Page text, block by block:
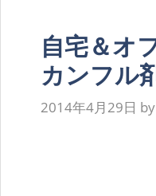
自宅＆オ
カンフル
2014年4月29日 by